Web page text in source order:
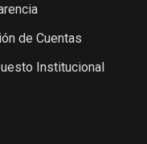
de Cuentas
Institucional